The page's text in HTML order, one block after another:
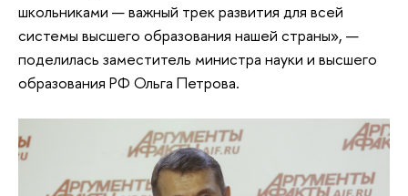
школьниками — важный трек развития для всей
системы высшего образования нашей страны», —
поделилась заместитель министра науки и высшего
образования РФ Ольга Петрова.